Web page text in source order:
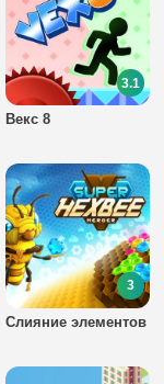
Векс 8
3.1
Слияние элементов
3